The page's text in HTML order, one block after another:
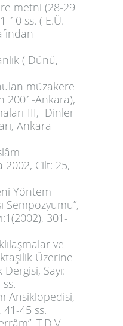
metni (28-29
10 ss. ( E.Ü.
( Dünü,
müzakere
2001-Ankara),
III, Dinler
Ankara
Cilt: 25,
Yöntem
Sempozyumu”,
301-
ve
Üzerine
Dergisi, Sayı:
Ansiklopedisi,
45 ss.